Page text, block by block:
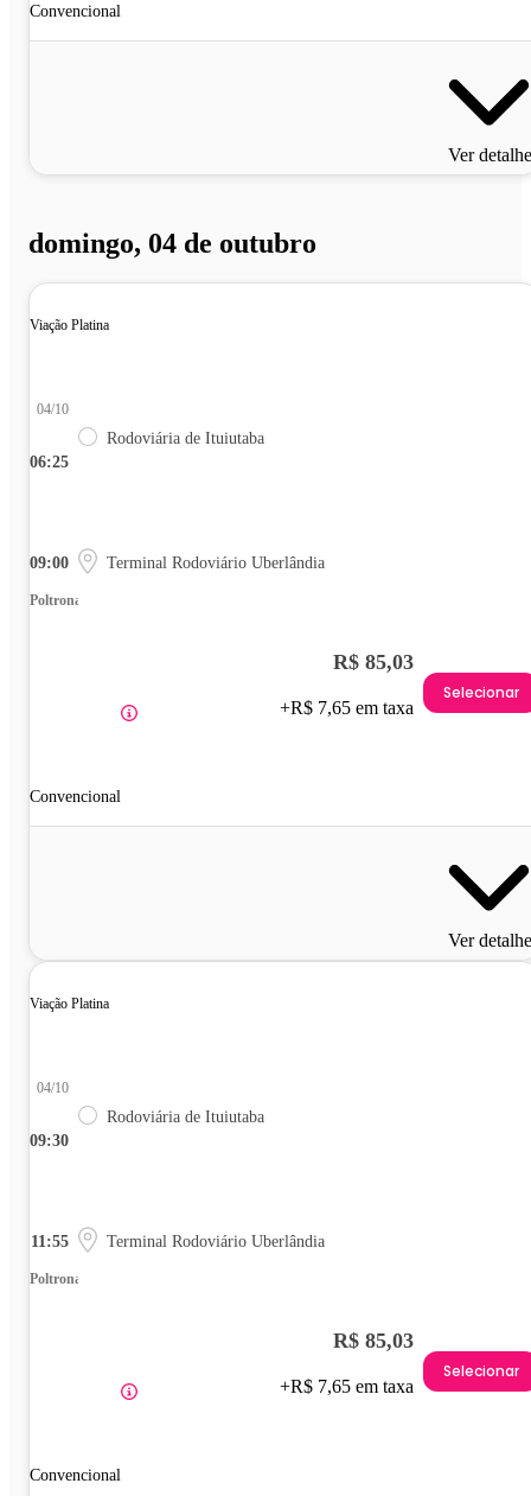
Convencional
Ver
domingo, 04 de outubro
Viação Platina
06:25
04/10
Rodoviária de Ituiutaba
09:00 Terminal Rodoviário Uberlândia
Poltrona
Convencional
R$ 85,03
+R$ 7,65 em taxa
Selecionar
Ver
Viação Platina
09:30
04/10
Rodoviária de Ituiutaba
11:55 Terminal Rodoviário Uberlândia
Poltrona
Convencional
R$ 85,03
+R$ 7,65 em taxa
Selecionar